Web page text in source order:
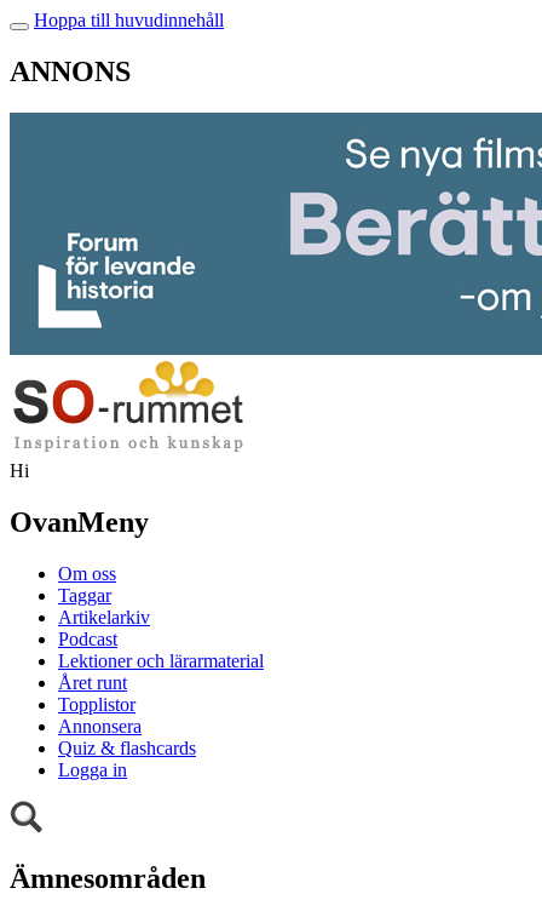
Hoppa till huvudinnehåll
ANNONS
Hi
OvanMeny
Om oss
Taggar
Artikelarkiv
Podcast
Lektioner och lärarmaterial
Året runt
Topplistor
Annonsera
Quiz & flashcards
Logga in
Ämnesområden